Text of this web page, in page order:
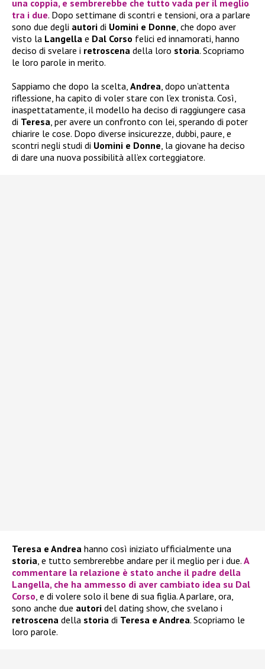
una coppia, e sembrerebbe che tutto vada per il meglio
tra i due. Dopo settimane di scontri e tensioni, ora a parlare
sono due degli autori di Uomini e Donne, che dopo aver
visto la Langella e Dal Corso felici ed innamorati, hanno
deciso di svelare i retroscena della loro storia. Scopriamo
le loro parole in merito.
Sappiamo che dopo la scelta, Andrea, dopo un’attenta
riflessione, ha capito di voler stare con l’ex tronista. Così,
inaspettatamente, il modello ha deciso di raggiungere casa
di Teresa, per avere un confronto con lei, sperando di poter
chiarire le cose. Dopo diverse insicurezze, dubbi, paure, e
scontri negli studi di Uomini e Donne, la giovane ha deciso
di dare una nuova possibilità all’ex corteggiatore.
Teresa e Andrea hanno così iniziato ufficialmente una
storia, e tutto sembrerebbe andare per il meglio per i due. A
commentare la relazione è stato anche il padre della
Langella, che ha ammesso di aver cambiato idea su Dal
Corso, e di volere solo il bene di sua figlia. A parlare, ora,
sono anche due autori del dating show, che svelano i
retroscena della storia di Teresa e Andrea. Scopriamo le
loro parole.